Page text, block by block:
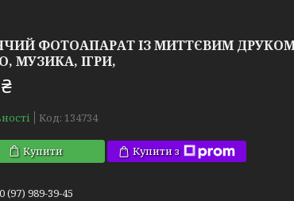
ФОТОАПАРАТ ІЗ МИТТЄВИМ
МУЗИКА, ІГРИ,
Код: 134734
Купити Купити з
(97) 989-39-45